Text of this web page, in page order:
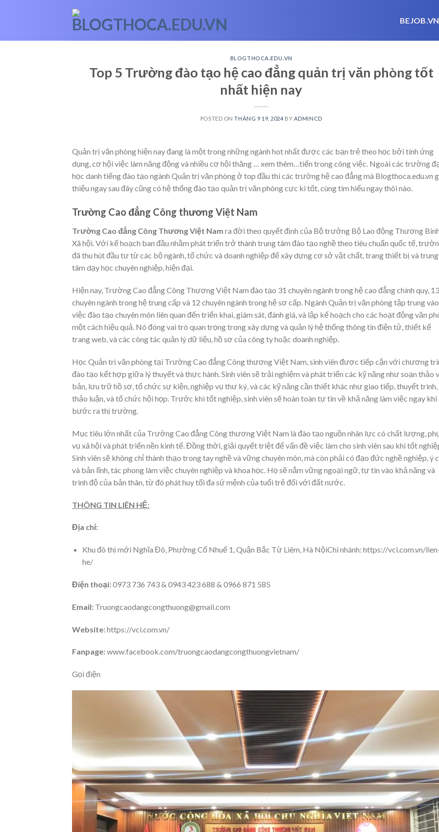
BEJOB.VN
BLOGTHOCA.EDU.VN
Top 5 Trường đào tạo hệ cao đẳng quản trị văn phòng tốt
nhất hiện nay
POSTED ONTHÁNG 9 19, 2024 BY ADMINCD
Quản trị văn phòng hiện nay đang là một trong những ngành hot nhất được các bạn trẻ theo học bởi tính ứng
dụng, cơ hội việc làm năng động và nhiều cơ hội thăng
… xem thêm… tiến trong công việc. Ngoài các trường
học danh tiếng đào tạo ngành Quản trị văn phòng ở top đầu thì các trường hệ cao đẳng mà Blogthoca.edu.vn
thiệu ngay sau đây cũng có hệ thống đào tạo quản trị văn phòng cực kì tốt, cùng tìm hiểu ngay thôi nào.
Trường Cao đẳng Công thương Việt Nam
Trường Cao đẳng Công Thương Việt Nam ra đời theo quyết định của Bộ trưởng Bộ Lao động Thương
Xã hội. Với kế hoạch ban đầu nhằm phát triển trở thành trung tâm đào tạo nghề theo tiêu chuẩn quốc tế,
đã thu hút đầu tư từ các bộ ngành, tổ chức và doanh nghiệp để xây dựng cơ sở vật chất, trang thiết bị và trung
tâm dạy học chuyên nghiệp, hiện đại.
Hiện nay, Trường Cao đẳng Công Thương Việt Nam đào tạo 31 chuyên ngành trong hệ cao đẳng chính quy, 13
chuyên ngành trong hệ trung cấp và 12 chuyên ngành trong hệ sơ cấp. Ngành Quản trị văn phòng tập trung vào
việc đào tạo chuyên môn liên quan đến triển khai, giám sát, đánh giá, và lập kế hoạch cho các hoạt động văn
một cách hiệu quả. Nó đóng vai trò quan trọng trong xây dựng và quản lý hệ thống thông tin điện tử, thiết kế
trang web, và các công tác quản lý dữ liệu, hồ sơ của công ty hoặc doanh nghiệp.
Học Quản trị văn phòng tại Trường Cao đẳng Công thương Việt Nam, sinh viên được tiếp cận với chương
đào tạo kết hợp giữa lý thuyết và thực hành. Sinh viên sẽ trải nghiệm và phát triển các kỹ năng như soạn thảo
bản, lưu trữ hồ sơ, tổ chức sự kiện, nghiệp vụ thư ký, và các kỹ năng cần thiết khác như giao tiếp, thuyết trình,
thảo luận, và tổ chức hội họp. Trước khi tốt nghiệp, sinh viên sẽ hoàn toàn tự tin về khả năng làm việc ngay khi
bước ra thị trường.
Mục tiêu lớn nhất của Trường Cao đẳng Công thương Việt Nam là đào tạo nguồn nhân lực có chất lượng,
vụ xã hội và phát triển nền kinh tế. Đồng thời, giải quyết triệt để vấn đề việc làm cho sinh viên sau khi tốt
Sinh viên sẽ không chỉ thành thạo trong tay nghề và vững chuyên môn, mà còn phải có đạo đức nghề nghiệp, ý
và bản lĩnh, tác phong làm việc chuyên nghiệp và khoa học. Họ sẽ nắm vững ngoại ngữ, tự tin vào khả năng và
trình độ của bản thân, từ đó phát huy tối đa sứ mệnh của tuổi trẻ đối với đất nước.
THÔNG TIN LIÊN HỆ:
Địa chỉ:
Khu đô thị mới Nghĩa Đô, Phường Cổ Nhuế 1, Quận Bắc Từ Liêm, Hà NộiChi nhánh: https://vci.com.vn/
he/
Điện thoại:0973 736 743 & 0943 423 688 & 0966 871 585
Email: Truongcaodangcongthuong@gmail.com
Website:https://vci.com.vn/
Fanpage:www.facebook.com/truongcaodangcongthuongvietnam/
Gọi điện